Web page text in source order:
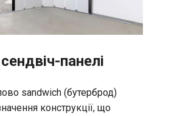
панелі
sandwich (бутерброд)
конструкції, що